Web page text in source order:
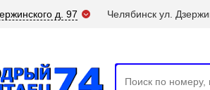
д. 97 Челябинск ул.